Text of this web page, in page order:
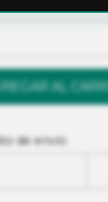
AL
de envío